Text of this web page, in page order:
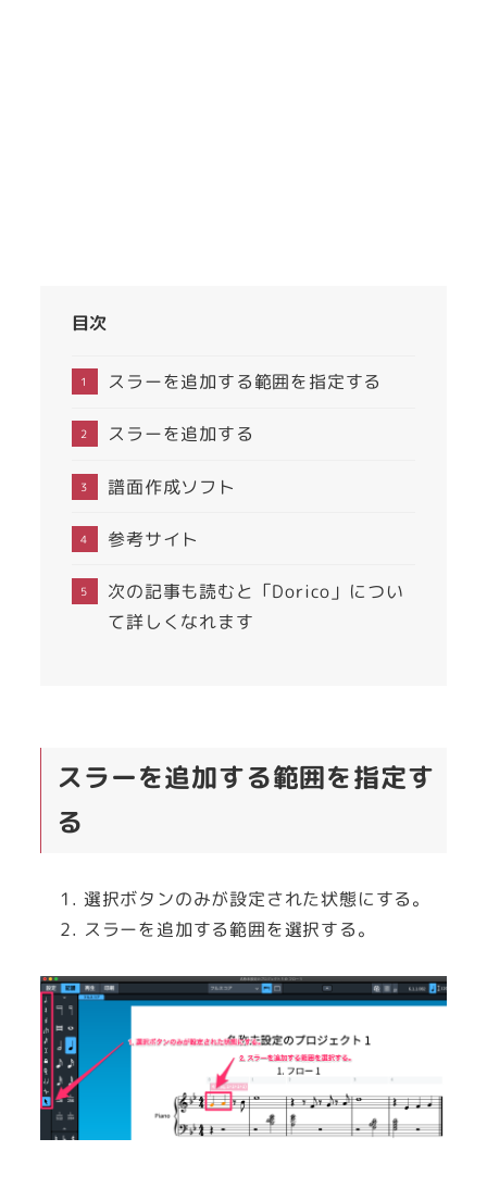
目次
スラーを追加する範囲を指定する
スラーを追加する
譜面作成ソフト
参考サイト
次の記事も読むと「Dorico」につい
て詳しくなれます
スラーを追加する範囲を指定す
る
選択ボタンのみが設定された状態にする。
スラーを追加する範囲を選択する。